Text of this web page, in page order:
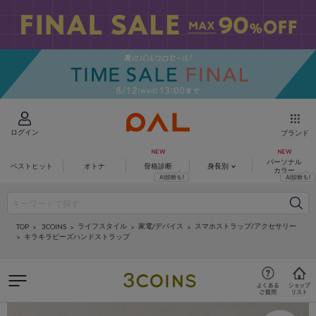
ログイン ブランド
ベストヒット オトナ 骨格診断 身長別
パーソナル
カラー
TOP 3COINS ライフスタイル 家電/デバイス
スマホストラップ/アクセサリー
キラキラビーズハンドストラップ